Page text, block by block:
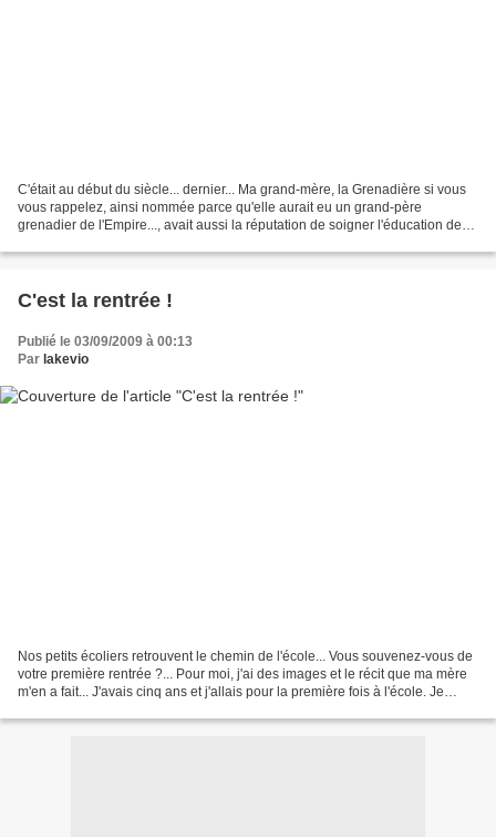
C'était au début du siècle... dernier... Ma grand-mère, la Grenadière si vous
vous rappelez, ainsi nommée parce qu'elle aurait eu un grand-père
grenadier de l'Empire..., avait aussi la réputation de soigner l'éducation de
C'est la rentrée !
Publié le 03/09/2009 à 00:13
Par lakevio
Nos petits écoliers retrouvent le chemin de l'école... Vous souvenez-vous de
votre première rentrée ?... Pour moi, j'ai des images et le récit que ma mère
m'en a fait... J'avais cinq ans et j'allais pour la première fois à l'école. Je